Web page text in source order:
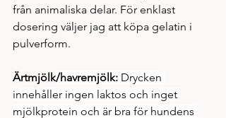
från animaliska delar. För enklast
dosering väljer jag att köpa gelatin i
pulverform.
Ärtmjölk/havremjölk: Drycken
innehåller ingen laktos och inget
mjölkprotein och är bra för hundens